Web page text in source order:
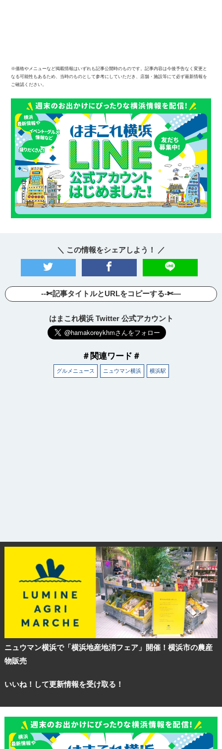
※価格やメニューなど掲載情報はいずれも記事公開時のものです。記事内容は今後予告なく変更と
なる可能性もあるため、当時のものとして参考にしていただき、店舗・施設等にて必ず最新情報を
ご確認ください。
＼ この情報をシェアしよう！ ／
--✄記事タイトルとURLをコピーする-✄—
はまこれ横浜 Twitter 公式アカウント
＃関連ワード＃
グルメニュース ニュウマン横浜 横浜駅
ニュウマン横浜で「横浜地産地消フェア」開催！横浜市の農産
物販売
いいね！して更新情報を受け取る！